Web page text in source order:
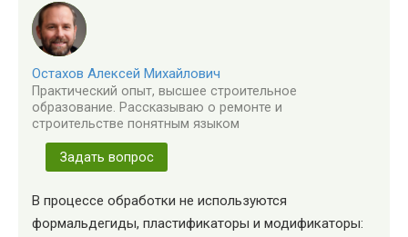
Остахов Алексей Михайлович
Практический опыт, высшее строительное
образование. Рассказываю о ремонте и
строительстве понятным языком
Задать вопрос
В процессе обработки не используются
формальдегиды, пластификаторы и модификаторы: